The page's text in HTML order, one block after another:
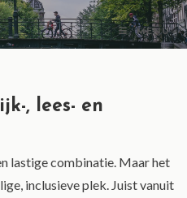
MENU
, lees- en
lastige combinatie. Maar het
inclusieve plek. Juist vanuit